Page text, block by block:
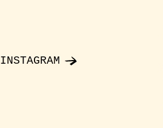
INSTAGRAM